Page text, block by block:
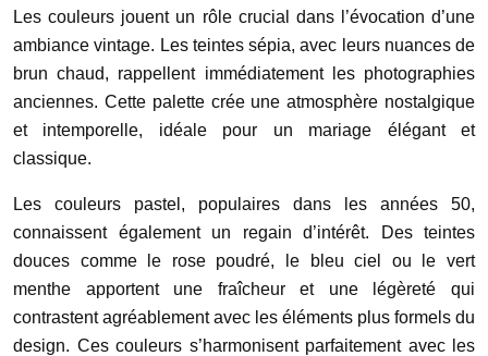
Les couleurs jouent un rôle crucial dans l’évocation d’une
ambiance vintage. Les teintes sépia, avec leurs nuances de
brun chaud, rappellent immédiatement les photographies
anciennes. Cette palette crée une atmosphère nostalgique
et intemporelle, idéale pour un mariage élégant et
classique.
Les couleurs pastel, populaires dans les années 50,
connaissent également un regain d’intérêt. Des teintes
douces comme le rose poudré, le bleu ciel ou le vert
menthe apportent une fraîcheur et une légèreté qui
contrastent agréablement avec les éléments plus formels du
design. Ces couleurs s’harmonisent parfaitement avec les